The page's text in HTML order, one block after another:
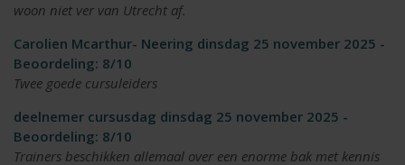
woon niet ver van Utrecht af.
Carolien Mcarthur- Neering dinsdag 25 november 2025 -
Beoordeling: 8/10
Twee goede cursuleiders
deelnemer cursusdag dinsdag 25 november 2025 -
Beoordeling: 8/10
Trainers beschikken allemaal over een enorme bak met kennis